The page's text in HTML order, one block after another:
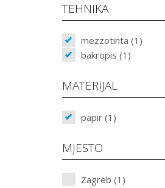
TEHNIKA
mezzotinta (1)
bakropis (1)
MATERIJAL
papir (1)
MJESTO
Zagreb (1)